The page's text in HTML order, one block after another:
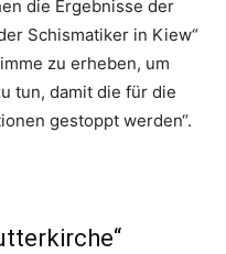
die Ergebnisse der
Schismatiker in Kiew“
zu erheben, um
tun, damit die für die
gestoppt werden“.